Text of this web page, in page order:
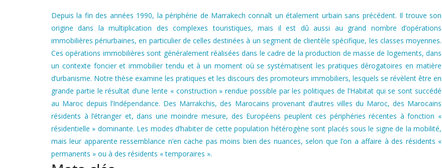
Depuis la fin des années 1990, la périphérie de Marrakech connaît un étalement urbain sans précédent. Il trouve son
origine dans la multiplication des complexes touristiques, mais il est dû aussi au grand nombre d’opérations
immobilières périurbaines, en particulier de celles destinées à un segment de clientèle spécifique, les classes moyennes.
Ces opérations immobilières sont généralement réalisées dans le cadre de la production de masse de logements, dans
un contexte foncier et immobilier tendu et à un moment où se systématisent les pratiques dérogatoires en matière
d’urbanisme. Notre thèse examine les pratiques et les discours des promoteurs immobiliers, lesquels se révèlent être en
grande partie le résultat d’une lente « construction » rendue possible par les politiques de l’Habitat qui se sont succédé
au Maroc depuis l’Indépendance. Des Marrakchis, des Marocains provenant d’autres villes du Maroc, des Marocains
résidents à l’étranger et, dans une moindre mesure, des Européens peuplent ces périphéries récentes à fonction «
résidentielle » dominante. Les modes d’habiter de cette population hétérogène sont placés sous le signe de la mobilité,
mais leur apparente ressemblance n’en cache pas moins bien des nuances, selon que l’on a affaire à des résidents «
permanents » ou à des résidents « temporaires ».